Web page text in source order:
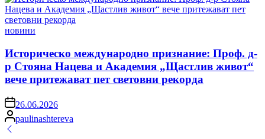
Posted
новини
Историческо международно признание: Проф. д-
р Стояна Нацева и Академия „Щастлив живот“
вече притежават пет световни рекорда
on 26.06.2026
Posted
by
paulinashtereva